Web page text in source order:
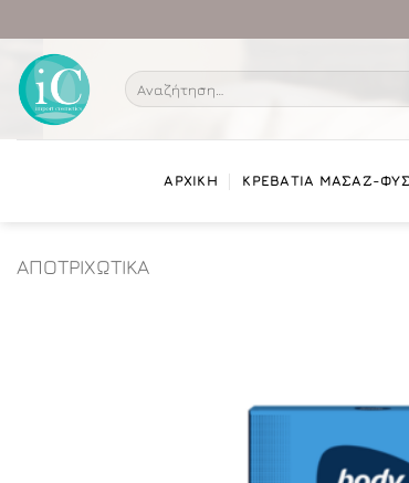
στο
περιεχόμενο
Αναζήτηση
για:
ΑΡΧΙΚΗ ΚΡΕΒΑΤΙΑ ΜΑΣΑΖ-
ΑΠΟΤΡΙΧΩΤΙΚΑ